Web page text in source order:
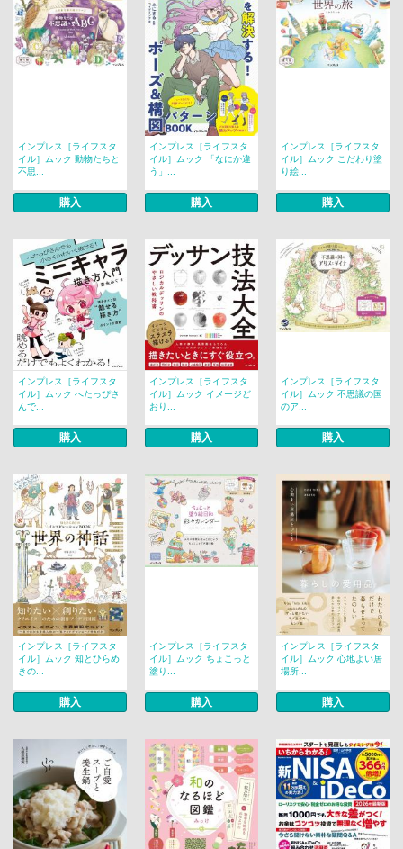
インプレス［ライフスタ
イル］ムック 動物たちと
不思...
購入
インプレス［ライフスタ
イル］ムック 「なにか違
う」...
購入
インプレス［ライフスタ
イル］ムック こだわり塗
り絵...
購入
インプレス［ライフスタ
イル］ムック へたっぴさ
んで...
購入
インプレス［ライフスタ
イル］ムック イメージど
おり...
購入
インプレス［ライフスタ
イル］ムック 不思議の国
のア...
購入
インプレス［ライフスタ
イル］ムック 知とひらめ
きの...
購入
インプレス［ライフスタ
イル］ムック ちょこっと
塗り...
購入
インプレス［ライフスタ
イル］ムック 心地よい居
場所...
購入